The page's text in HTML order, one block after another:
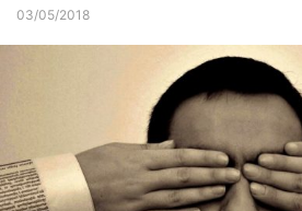
03/05/2018